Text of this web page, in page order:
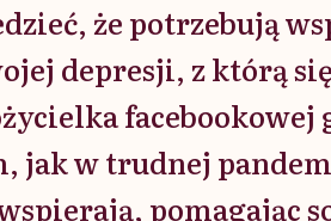
że potrzebują
depresji, z którą się
facebookowej
jak w trudnej
pomagając